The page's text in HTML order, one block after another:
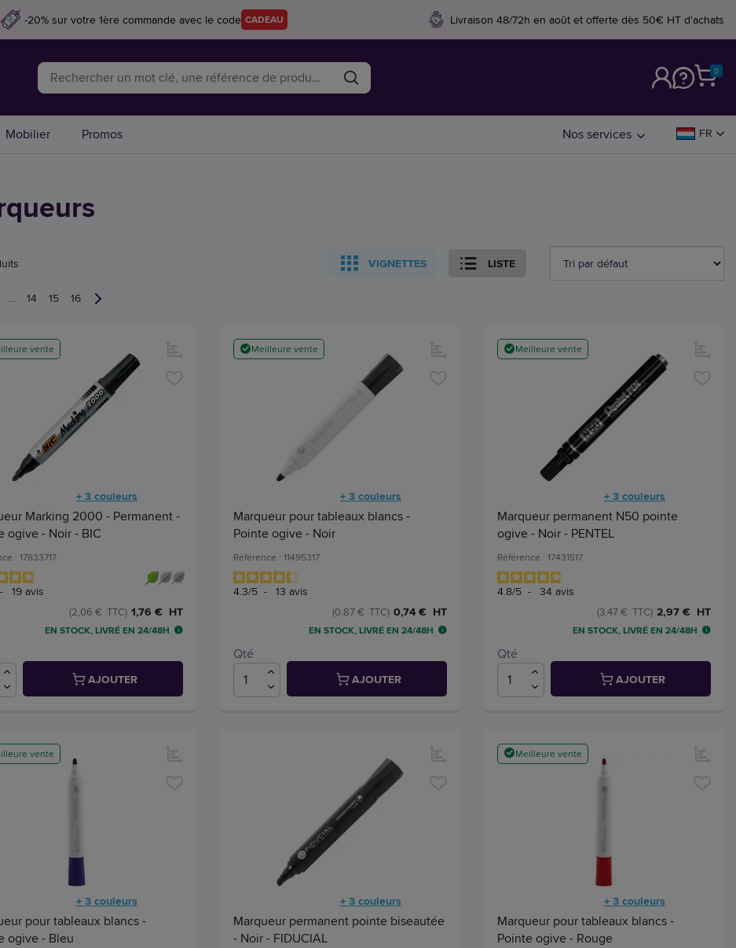
-20% sur votre 1ère commande avec le code CADEAU Livraison 48/72h en août et offerte dès 50€ HT d'achats
0
Mobilier Promos Nos services FR
VIGNETTES LISTE
... 14 15 16
vente
+ 3 couleurs
Marking 2000 - Permanent -
ogive - Noir - BIC
: 17833717
- 19 avis
1,76 € HT
(2,06 € TTC)
EN STOCK, LIVRÉ EN 24/48H
AJOUTER
Meilleure vente
+ 3 couleurs
Marqueur pour tableaux blancs -
Pointe ogive - Noir
Référence : 11495317
4.3/5 - 13 avis
0,74 € HT
(0,87 € TTC)
EN STOCK, LIVRÉ EN 24/48H
Qté
AJOUTER
Meilleure vente
+ 3 couleurs
Marqueur permanent N50 pointe
ogive - Noir - PENTEL
Référence : 17431517
4.8/5 - 34 avis
2,97 € HT
(3,47 € TTC)
EN STOCK, LIVRÉ EN 24/48H
Qté
AJOUTER
vente
+ 3 couleurs
pour tableaux blancs -
ogive - Bleu
+ 3 couleurs
Marqueur permanent pointe biseautée
- Noir - FIDUCIAL
Meilleure vente
+ 3 couleurs
Marqueur pour tableaux blancs -
Pointe ogive - Rouge